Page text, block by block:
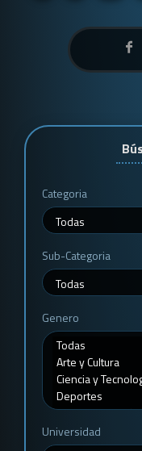
Categoria
Sub-Categoria
Genero
Universidad